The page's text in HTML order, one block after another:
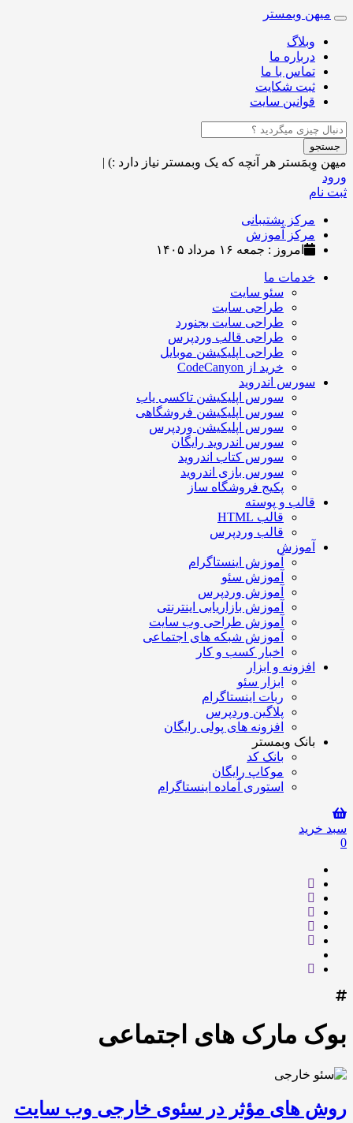
Toggle
navigation
میهن وبمستر
وبلاگ
درباره ما
تماس با ما
ثبت شکایت
قوانین سایت
جستجو
میهن وِبمَستر هر آنچه که یک وبمستر نیاز دارد :) |
ورود
ثبت نام
مرکز پشتیبانی
مرکز آموزش
امروز : جمعه ۱۶ مرداد ۱۴۰۵
خدمات ما
سئو سایت
طراحی سایت
طراحی سایت بجنورد
طراحی قالب وردپرس
طراحی اپلیکیشن موبایل
خرید از CodeCanyon
سورس اندروید
سورس اپلیکیشن تاکسی یاب
سورس اپلیکیشن فروشگاهی
سورس اپلیکیشن وردپرس
سورس اندروید رایگان
سورس کتاب اندروید
سورس بازی اندروید
پکیج فروشگاه ساز
قالب و پوسته
قالب HTML
قالب وردپرس
آموزش
آموزش اینستاگرام
آموزش سئو
آموزش وردپرس
آموزش بازاریابی اینترنتی
آموزش طراحی وب سایت
آموزش شبکه های اجتماعی
اخبار کسب و کار
افزونه و ابزار
ابزار سئو
ربات اینستاگرام
پلاگین وردپرس
افزونه های پولی رایگان
بانک وبمستر
بانک کد
موکاپ رایگان
استوری آماده اینستاگرام
سبد خرید
0
بوک مارک های اجتماعی
روش های مؤثر در سئوی خارجی وب سایت